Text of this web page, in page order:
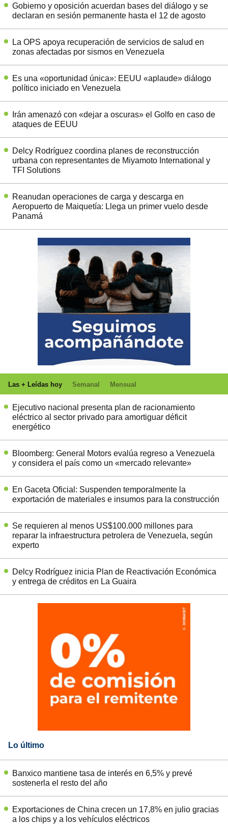
Gobierno y oposición acuerdan bases del diálogo y se
declaran en sesión permanente hasta el 12 de agosto
La OPS apoya recuperación de servicios de salud en
zonas afectadas por sismos en Venezuela
Es una «oportunidad única»: EEUU «aplaude» diálogo
político iniciado en Venezuela
Irán amenazó con «dejar a oscuras» el Golfo en caso de
ataques de EEUU
Delcy Rodríguez coordina planes de reconstrucción
urbana con representantes de Miyamoto International y
TFI Solutions
Reanudan operaciones de carga y descarga en
Aeropuerto de Maiquetía: Llega un primer vuelo desde
Panamá
Las + Leídas hoy Semanal Mensual
Ejecutivo nacional presenta plan de racionamiento
eléctrico al sector privado para amortiguar déficit
energético
Bloomberg: General Motors evalúa regreso a Venezuela
y considera el país como un «mercado relevante»
En Gaceta Oficial: Suspenden temporalmente la
exportación de materiales e insumos para la construcción
Se requieren al menos US$100.000 millones para
reparar la infraestructura petrolera de Venezuela, según
experto
Delcy Rodríguez inicia Plan de Reactivación Económica
y entrega de créditos en La Guaira
Lo último
Banxico mantiene tasa de interés en 6,5% y prevé
sostenerla el resto del año
Exportaciones de China crecen un 17,8% en julio gracias
a los chips y a los vehículos eléctricos